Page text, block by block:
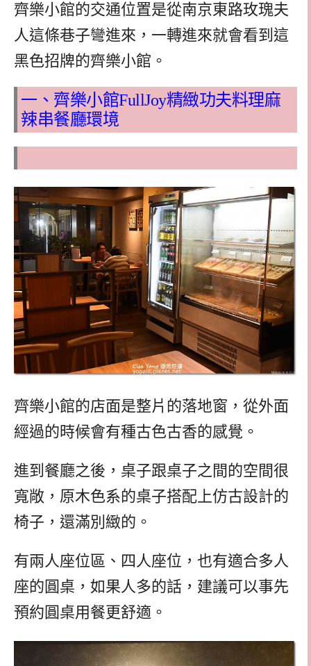
齊樂小館的交通位置是從南京東路玫瑰夫
人這條巷子彎進來，一轉進來就會看到這
黑色招牌的齊樂小館。
一、齊樂小館FullJoy精緻功夫料理麻
辣串餐廳環境
齊樂小館的店面是整片的落地窗，從外面
經過的時候會有種古色古香的感覺。
進到餐廳之後，桌子跟桌子之間的空間很
寬敞，原木色系的桌子搭配上仿古設計的
椅子，還滿別緻的。
有兩人座位區、四人座位，也有適合多人
座的圓桌，如果人多的話，建議可以事先
預約圓桌用餐更舒適。